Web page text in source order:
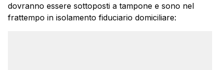
dovranno essere sottoposti a tampone e sono nel
frattempo in isolamento fiduciario domiciliare: